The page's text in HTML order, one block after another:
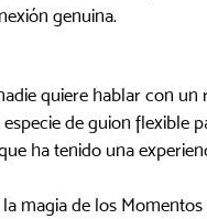
genuina.
quiere hablar con
de guion flexible
ha tenido una
magia de los